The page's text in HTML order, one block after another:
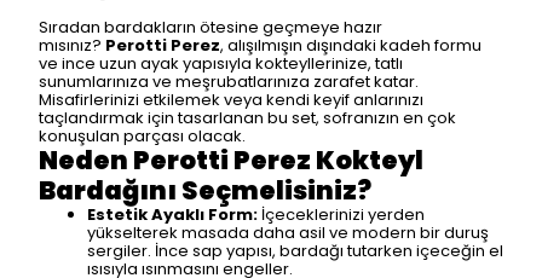
Sıradan bardakların ötesine geçmeye hazır
mısınız? Perotti Perez, alışılmışın dışındaki kadeh formu
ve ince uzun ayak yapısıyla kokteyllerinize, tatlı
sunumlarınıza ve meşrubatlarınıza zarafet katar.
Misafirlerinizi etkilemek veya kendi keyif anlarınızı
taçlandırmak için tasarlanan bu set, sofranızın en çok
konuşulan parçası olacak.
Neden Perotti Perez Kokteyl
Bardağını Seçmelisiniz?
Estetik Ayaklı Form: İçeceklerinizi yerden
yükselterek masada daha asil ve modern bir duruş
sergiler. İnce sap yapısı, bardağı tutarken içeceğin el
ısısıyla ısınmasını engeller.